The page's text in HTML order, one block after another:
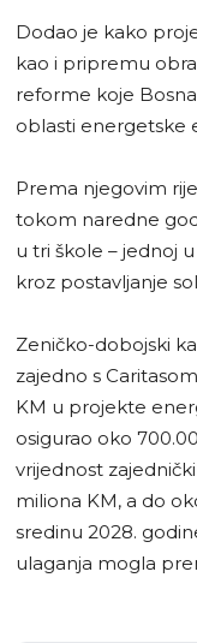
Dodao je kako
kao i pripremu
reforme koje
oblasti energetske
Prema njegovim
tokom naredne
u tri škole – jednoj
kroz postavljanje
Zeničko-dobojski
zajedno s
KM u projekte
osigurao oko
vrijednost
miliona KM, a do
sredinu 2028.
ulaganja mogla